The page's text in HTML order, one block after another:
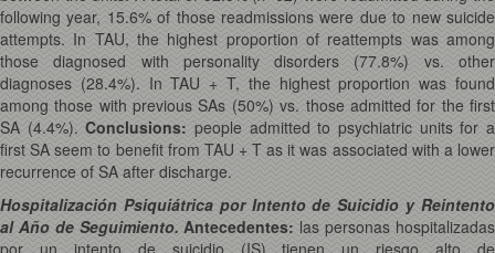
following year, 15.6% of those readmissions were due to new suicide
attempts. In TAU, the highest proportion of reattempts was among
those diagnosed with personality disorders (77.8%) vs. other
diagnoses (28.4%). In TAU + T, the highest proportion was found
among those with previous SAs (50%) vs. those admitted for the first
SA (4.4%).Conclusions:people admitted to psychiatric units for a
first SA seem to benefit from TAU + T as it was associated with a lower
recurrence of SA after discharge.
Hospitalización Psiquiátrica por Intento de Suicidio y Reintento
al Año de Seguimiento. Antecedentes:las personas hospitalizadas
por un intento de suicidio (IS) tienen un riesgo alto de